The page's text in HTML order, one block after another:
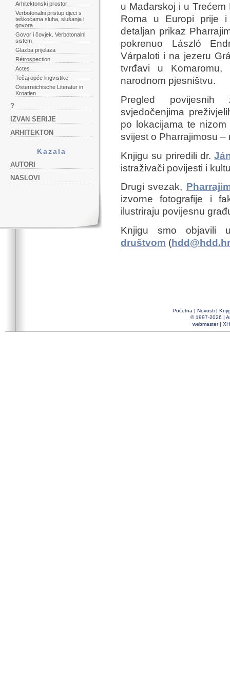
Arhitektonski prostor
Verbotonalni pristup djeci s
teškoćama sluha, slušanja i
govora
Govor i čovjek. Verbotonalni
sistem
Glazba prijelaza
Rétrospection
Actes
Tečaj opće lingvistike
Österreichische Literatur in
Kroatien
?
IZVAN SERIJE
ARHITEKTON
Kazala
AUTORI
NASLOVI
u Mađarskoj i u
Roma u Europi prije i
detaljan prikaz
pokrenuo László
Várpaloti i na jezeru
tvrđavi u Komaromu,
narodnom pjesništvu.
Pregled povijesnih
svjedočenjima
po lokacijama te
svijest o Pharrajimosu
Knjigu su priredili dr.
istraživači povijesti i
Drugi svezak,
izvorne fotografije i
ilustriraju povijesnu
Knjigu smo
društvom (hdd@hdd.hr
Početna | Novosti |
© 1997-2026 |
webmaster|